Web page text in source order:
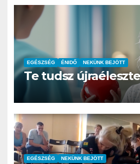
EGÉSZSÉG ÉNIDŐ NEKÜNK BEJÖTT
Te tudsz
EGÉSZSÉG NEKÜNK BEJÖTT